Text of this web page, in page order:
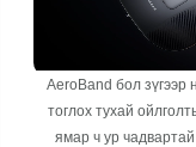
AeroBand бол зүгээр
тоглох тухай
ямар ч ур чадвартай